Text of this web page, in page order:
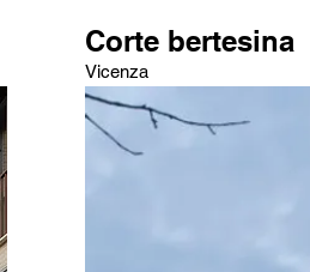
Corte bertesina
Vicenza